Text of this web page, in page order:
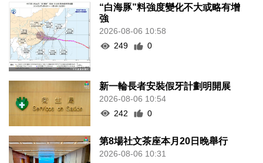
“白海豚”料強度變化不大或略有增
強
2026-08-06 10:58
249
0
新一輪長者安裝假牙計劃明開展
2026-08-06 10:54
242
0
第8場社文茶座本月20日晚舉行
2026-08-06 10:31